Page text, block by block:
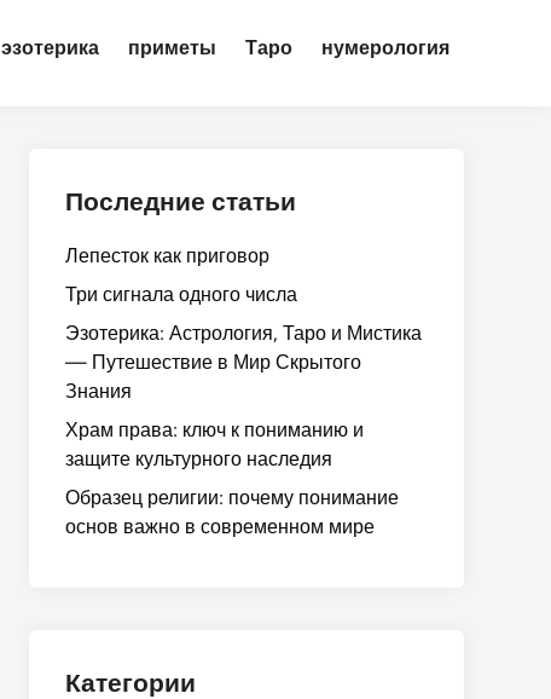
эзотерика приметы Таро нумерология
Последние статьи
Лепесток как приговор
Три сигнала одного числа
Эзотерика: Астрология, Таро и Мистика
— Путешествие в Мир Скрытого
Знания
Храм права: ключ к пониманию и
защите культурного наследия
Образец религии: почему понимание
основ важно в современном мире
Категории